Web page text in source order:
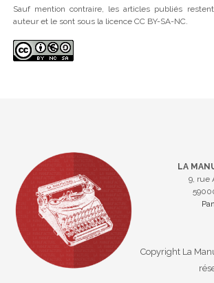
Sauf mention contraire, les articles publiés
auteur et le sont sous la licence CC BY-SA-NC.
LA
9, rue
Copyright La